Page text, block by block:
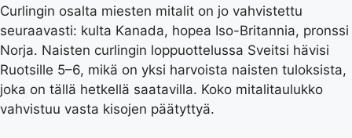
Curlingin osalta miesten mitalit on jo vahvistettu
seuraavasti: kulta Kanada, hopea Iso-Britannia, pronssi
Norja. Naisten curlingin loppuottelussa Sveitsi hävisi
Ruotsille 5–6, mikä on yksi harvoista naisten tuloksista,
joka on tällä hetkellä saatavilla. Koko mitalitaulukko
vahvistuu vasta kisojen päätyttyä.